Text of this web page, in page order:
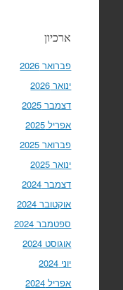
ארכיון
פברואר 2026
ינואר 2026
דצמבר 2025
אפריל 2025
פברואר 2025
ינואר 2025
דצמבר 2024
אוקטובר 2024
ספטמבר 2024
אוגוסט 2024
יוני 2024
אפריל 2024